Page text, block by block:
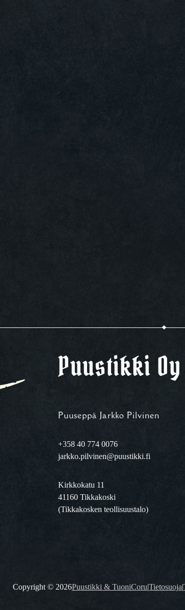
Puustikki Oy
Puuseppä Jarkko Pilvinen
+358 40 774 0076
jarkko.pilvinen@puustikki.fi
Kirkkokatu 11
41160 Tikkakoski
(Tikkakosken teollisuustalo)
Copyright © 2026Puustikki & TuoniCoru|Tietosuoja|